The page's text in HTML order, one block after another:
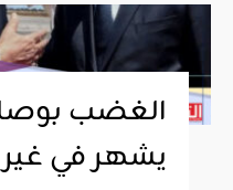
الغضب
يشهر في غير